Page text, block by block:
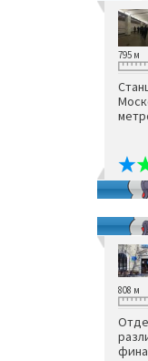
795 м
808 м